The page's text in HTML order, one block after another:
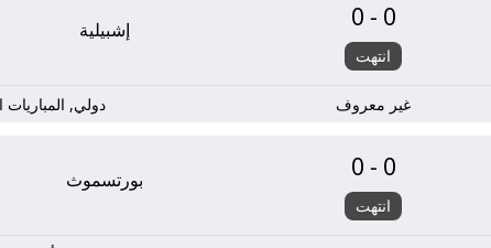
0-0
انتهت
إشبيلية
غير معروف دولي, المباريات
0-0
انتهت
بورتسموث